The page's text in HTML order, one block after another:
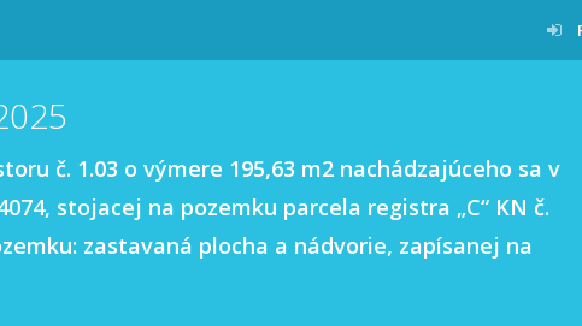
č. 1.03 o výmere 195,63 m2 nachádzajúceho sa v
stojacej na pozemku parcela registra „C“ KN č.
zastavaná plocha a nádvorie, zapísanej na